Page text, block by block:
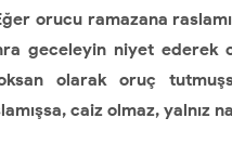
orucu ramazana
geceleyin niyet ederek
olarak oruç
caiz olmaz, yalnız